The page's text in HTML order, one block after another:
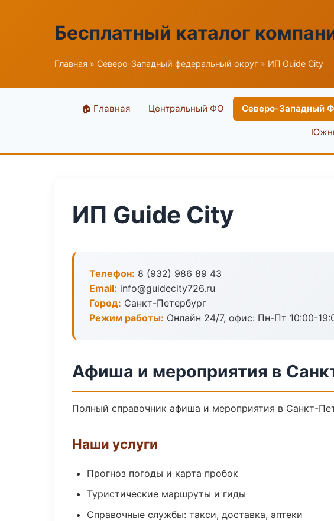
Бесплатный каталог
Главная » Северо-Западный федеральный округ » ИП Guide City
🏠 Главная Центральный ФО Северо-Западный
ИП Guide City
Телефон: 8 (932) 986 89 43
Email: info@guidecity726.ru
Город: Санкт-Петербург
Режим работы: Онлайн 24/7, офис: Пн-Пт 10:00-
Афиша и мероприятия в
Полный справочник афиша и мероприятия в Санкт-
Наши услуги
Прогноз погоды и карта пробок
Туристические маршруты и гиды
Справочные службы: такси, доставка, аптеки